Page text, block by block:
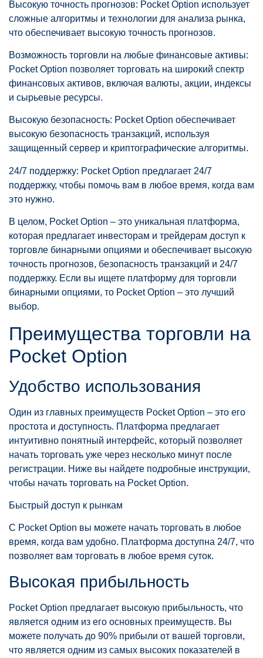
Высокую точность прогнозов: Pocket Option использует
сложные алгоритмы и технологии для анализа рынка,
что обеспечивает высокую точность прогнозов.
Возможность торговли на любые финансовые активы:
Pocket Option позволяет торговать на широкий спектр
финансовых активов, включая валюты, акции, индексы
и сырьевые ресурсы.
Высокую безопасность: Pocket Option обеспечивает
высокую безопасность транзакций, используя
защищенный сервер и криптографические алгоритмы.
24/7 поддержку: Pocket Option предлагает 24/7
поддержку, чтобы помочь вам в любое время, когда вам
это нужно.
В целом, Pocket Option – это уникальная платформа,
которая предлагает инвесторам и трейдерам доступ к
торговле бинарными опциями и обеспечивает высокую
точность прогнозов, безопасность транзакций и 24/7
поддержку. Если вы ищете платформу для торговли
бинарными опциями, то Pocket Option – это лучший
выбор.
Преимущества торговли на
Pocket Option
Удобство использования
Один из главных преимуществ Pocket Option – это его
простота и доступность. Платформа предлагает
интуитивно понятный интерфейс, который позволяет
начать торговать уже через несколько минут после
регистрации. Ниже вы найдете подробные инструкции,
чтобы начать торговать на Pocket Option.
Быстрый доступ к рынкам
С Pocket Option вы можете начать торговать в любое
время, когда вам удобно. Платформа доступна 24/7, что
позволяет вам торговать в любое время суток.
Высокая прибыльность
Pocket Option предлагает высокую прибыльность, что
является одним из его основных преимуществ. Вы
можете получать до 90% прибыли от вашей торговли,
что является одним из самых высоких показателей в